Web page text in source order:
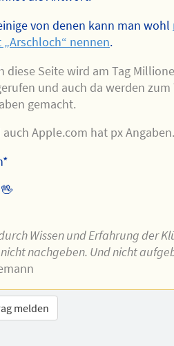
von denen kann man wohl
„Arschloch“ nennen.
diese Seite wird am Tag
und auch da werden zum
gemacht.
auch Apple.com hat px Angaben.
Wissen und Erfahrung der
nachgeben. Und nicht
melden